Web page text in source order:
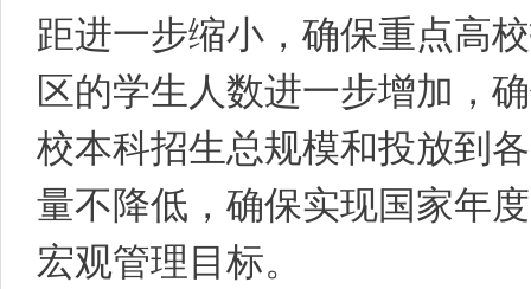
距进一步缩小，确保重点高
区的学生人数进一步增加，
校本科招生总规模和投放到
量不降低，确保实现国家年
宏观管理目标。